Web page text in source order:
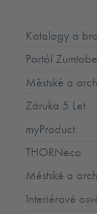
Katalogy a
Portál
Městské a
Záruka 5 Let
myProduct
THORNeco
Městské a
Interiérové